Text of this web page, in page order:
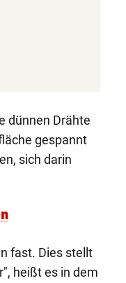
dünnen Drähte
gespannt
sich darin
fast. Dies stellt
heißt es in dem